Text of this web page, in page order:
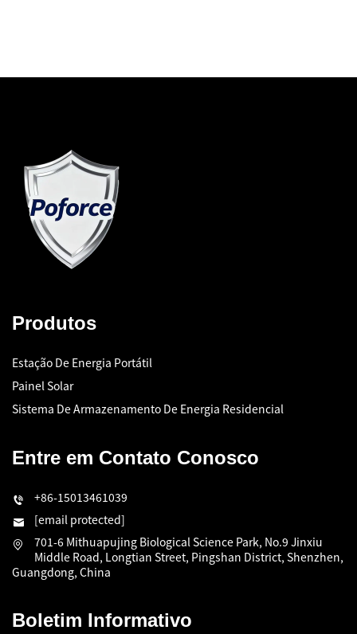
Produtos
Estação De Energia Portátil
Painel Solar
Sistema De Armazenamento De Energia Residencial
Entre em Contato Conosco
+86-15013461039
[email protected]
701-6 Mithuapujing Biological Science Park, No.9 Jinxiu
Middle Road, Longtian Street, Pingshan District, Shenzhen,
Guangdong, China
Boletim Informativo